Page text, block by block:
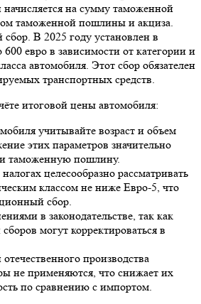
начисляется на сумму таможенной
таможенной пошлины и акциза.
В 2025 году установлен в
600 евро в зависимости от категории и
автомобиля. Этот сбор обязателен
транспортных средств.
итоговой цены автомобиля:
учитывайте возраст и объем
этих параметров значительно
таможенную пошлину.
целесообразно рассматривать
классом не ниже Евро-5, что
сбор.
в законодательстве, так как
могут корректироваться в
производства
не применяются, что снижает их
по сравнению с импортом.